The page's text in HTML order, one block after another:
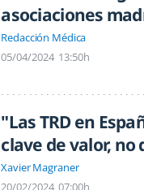
asociaciones
Redacción Médica
05/04/2024 13:50h
"Las TRD en
clave de valor, no
Xavier Magraner
20/02/2024 07:00h